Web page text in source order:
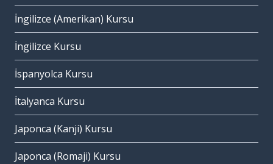
İngilizce (Amerikan) Kursu
İngilizce Kursu
İspanyolca Kursu
İtalyanca Kursu
Japonca (Kanji) Kursu
Japonca (Romaji) Kursu